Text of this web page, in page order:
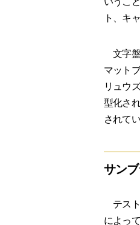
ト、キ
文字盤
マット
リュウ
型化さ
されて
サン
テスト
によっ